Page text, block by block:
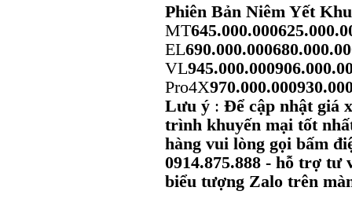
Phiên Bản Niêm Yết
MT645.000.000
EL690.000.000
VL945.000.000
Pro4X970.000.000
Lưu ý : Để cập nhật giá
trình khuyến mại tốt
hàng vui lòng gọi bấm
0914.875.888 - hỗ trợ tư
biểu tượng Zalo trên